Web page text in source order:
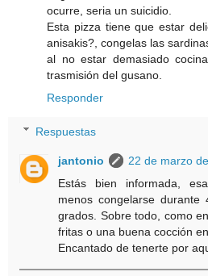
ocurre, seria un suicidio.
Esta pizza tiene que estar
anisakis?, congelas las
al no estar demasiado
trasmisión del gusano.
Responder
Respuestas
jantonio
22 de marzo
Estás bien informada,
menos congelarse
grados. Sobre todo, como
fritas o una buena cocción
Encantado de tenerte por